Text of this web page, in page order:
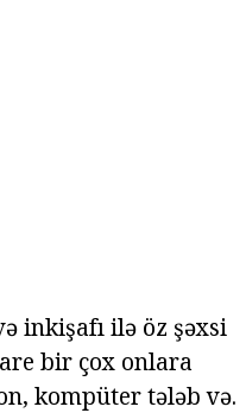
inkişafı ilə öz şəxsi
bir çox onlara
kompüter tələb və.